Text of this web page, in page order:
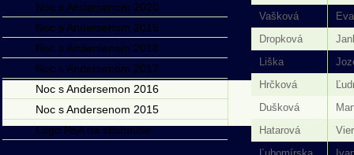
Vašková
Eva
Dropková
Liška
Hrčková
Dušková
Hatarová
Noc s Andersenom 2020
Noc s Andersenom 2019
Noc s Andersenom 2018
Noc s Andersenom 2017
Noc s Andersemon 2016
Noc s Andersenom 2015
Logo NsA na stiahnutie